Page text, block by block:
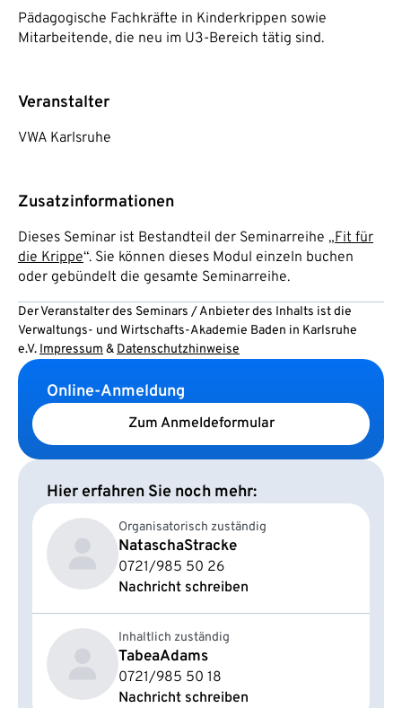
Pädagogische Fachkräfte in Kinderkrippen sowie
Mitarbeitende, die neu im U3-Bereich tätig sind.
Veranstalter
VWA Karlsruhe
Zusatzinformationen
Dieses Seminar ist Bestandteil der Seminarreihe „Fit für
die Krippe“. Sie können dieses Modul einzeln buchen
oder gebündelt die gesamte Seminarreihe.
Der Veranstalter des Seminars / Anbieter des Inhalts ist die
Verwaltungs- und Wirtschafts-Akademie Baden in Karlsruhe
e.V. Impressum & Datenschutzhinweise
Online-Anmeldung
Zum Anmeldeformular
Hier erfahren Sie noch mehr:
Organisatorisch zuständig
NataschaStracke
0721/985 50 26
Nachricht schreiben
Inhaltlich zuständig
TabeaAdams
0721/985 50 18
Nachricht schreiben